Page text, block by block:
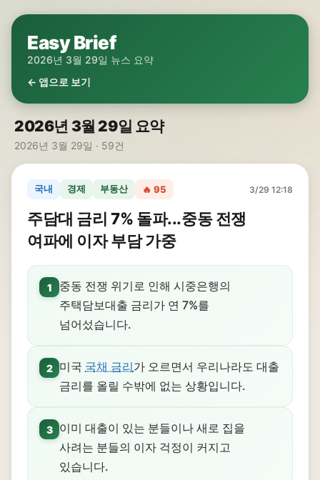
Easy Brief
2026년 3월 29일 뉴스 요약
← 앱으로 보기
2026년 3월 29일 요약
2026년 3월 29일 · 59건
국내 경제 부동산 🔥 95 3/29 12:18
주담대 금리 7% 돌파...중동 전쟁
여파에 이자 부담 가중
1
중동 전쟁 위기로 인해 시중은행의
주택담보대출 금리가 연 7%를
넘어섰습니다.
2 미국 국채 금리가 오르면서 우리나라도 대출
금리를 올릴 수밖에 없는 상황입니다.
3
이미 대출이 있는 분들이나 새로 집을
사려는 분들의 이자 걱정이 커지고
있습니다.